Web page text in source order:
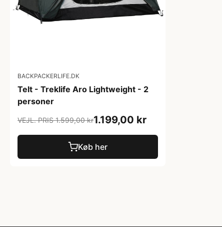
BACKPACKERLIFE.DK
Telt - Treklife Aro Lightweight - 2
personer
VEJL. PRIS 1.599,00 kr1.199,00 kr
Køb her